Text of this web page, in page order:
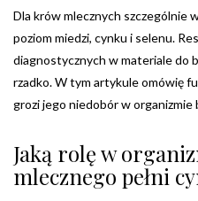
Dla krów mlecznych szczególnie
poziom miedzi, cynku i selenu.
diagnostycznych w materiale do
rzadko. W tym artykule omówię
grozi jego niedobór w organizmie
Jaką rolę w
mlecznego pełni